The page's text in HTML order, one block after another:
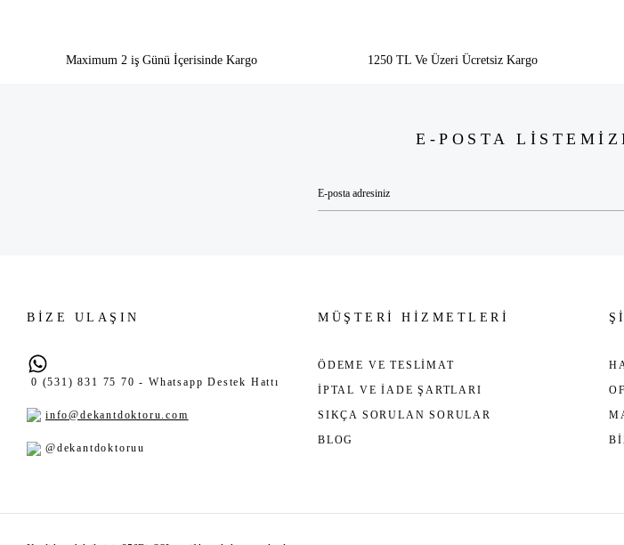
Maximum 2 iş Günü İçerisinde Kargo 1250 TL Ve Üzeri Ücretsiz Kargo
E-POSTA
BİZE ULAŞIN
0 (531) 831 75 70 - Whatsapp Destek Hattı
info@dekantdoktoru.com
@dekantdoktoruu
MÜŞTERİ HİZMETLERİ
ÖDEME VE TESLİMAT
İPTAL VE İADE ŞARTLARI
SIKÇA SORULAN SORULAR
BLOG